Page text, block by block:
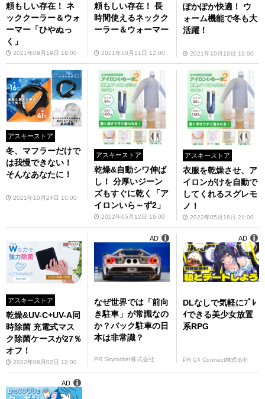
頼もしい存在！ ネ
ッククーラー＆ウォ
ーマー「ひやぬっ
く」
2021年09月19日 19:00
頼もしい存在！ 長
時間使えるネックク
ーラー＆ウォーマー
2021年10月11日 12:00
ぽかぽか快適！ ウ
ォーム機能で冬も大
活躍！
2021年10月19日 19:00
アスキーストア
冬、マフラーだけで
は我慢できない！
そんなあなたに！
2021年10月24日 10:00
アスキーストア
乾燥&自動シワ伸ば
し！ 分厚いジーン
ズもすぐに乾く「ア
イロンいら～ず2」
2022年05月12日 19:00
アスキーストア
衣服を乾燥させ、ア
イロンがけを自動で
してくれるスグレモ
ノ！
2022年05月16日 21:00
アスキーストア
乾燥&UV-C+UV-A同
時除菌 充電式マス
ク除菌ケースが27％
オフ！
2022年08月02日 12:00
なぜ世界では「前向
き駐車」が常識なの
か？バック駐車の日
本は非常識？
PR Skyrocket株式会社
AD
DLなしで気軽にﾌﾟﾚ
ｲできる美少女放置
系RPG
PR C4 Connect株式会社
AD
AD